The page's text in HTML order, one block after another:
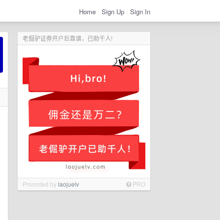
Home Sign Up Sign In
老倔驴证券开户巨靠谱，已助千人!
Promoted bylaojuelv PRO